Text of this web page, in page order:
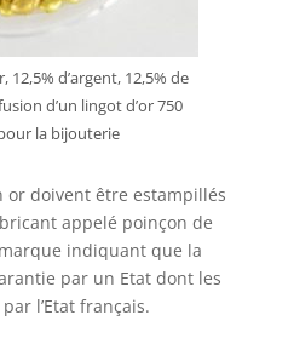
12,5% d’argent, 12,5% de
d’un lingot d’or 750
la bijouterie
or doivent être estampillés
appelé poinçon de
indiquant que la
par un Etat dont les
l’Etat français.